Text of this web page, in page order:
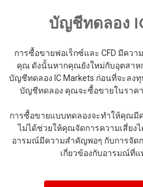
บัญชีทดลอง
การซื้อขายฟอเร็กซ์และ CFD มีควา
คุณ ดังนั้นหากคุณยังใหม่กับอุตสา
บัญชีทดลอง IC Markets ก่อนที่จะลง
บัญชีทดลอง คุณจะซื้อขายในราคา
การซื้อขายแบบทดลองจะทำให้คุณมี
ไม่ได้ช่วยให้คุณจัดการความเสี่ยง
อารมณ์มีความสำคัญพอๆ กับการจัดก
เกี่ยวข้องกับอารมณ์ที่